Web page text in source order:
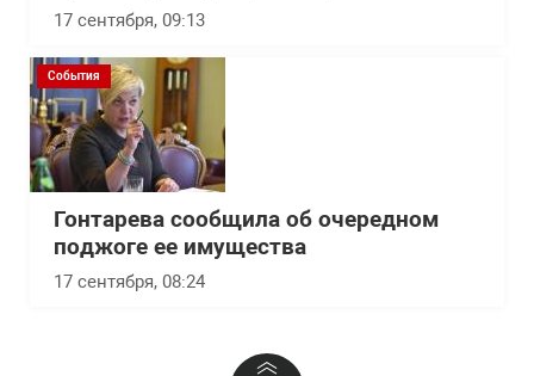
17 сентября, 09:13
События
Гонтарева сообщила об очередном
поджоге ее имущества
17 сентября, 08:24